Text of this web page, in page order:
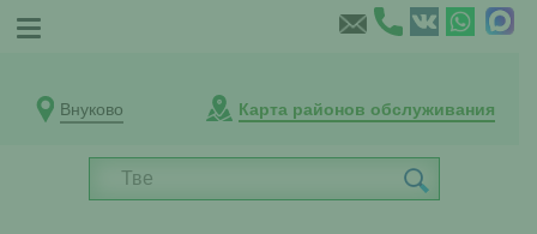
Внуково Карта районов обслуживания